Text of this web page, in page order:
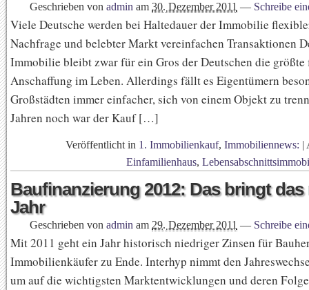
Geschrieben von admin am 30. Dezember 2011 — Schreibe
Viele Deutsche werden bei Haltedauer der Immobilie
Nachfrage und belebter Markt vereinfachen Transaktionen
Immobilie bleibt zwar für ein Gros der Deutschen die
Anschaffung im Leben. Allerdings fällt es Eigentümern
Großstädten immer einfacher, sich von einem Objekt zu
Jahren noch war der Kauf […]
Veröffentlicht in 1. Immobilienkauf, Immobiliennews: |
Einfamilienhaus,
Baufinanzierung 2012: Das bringt das
Jahr
Geschrieben von admin am 29. Dezember 2011 — Schreibe
Mit 2011 geht ein Jahr historisch niedriger Zinsen für
Immobilienkäufer zu Ende. Interhyp nimmt den
um auf die wichtigsten Marktentwicklungen und deren